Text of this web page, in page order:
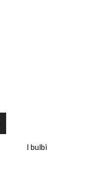
I bulbi